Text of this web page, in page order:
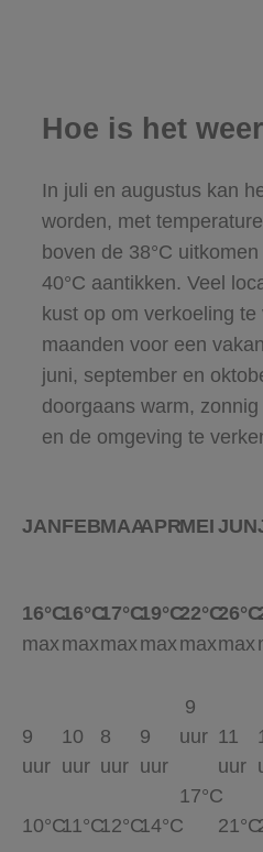
Hoe is het
In juli en augustus kan
worden, met
boven de 38°C
40°C aantikken. Veel
kust op om verkoeling
maanden voor een
juni, september en
doorgaans warm,
en de omgeving te
JAN
16°C
max
9
uur
10°C
FEB
16°C
max
10
uur
11°C
MAA
17°C
max
8
uur
12°C
APR
19°C
max
9
uur
14°C
MEI
22°C
max
9
uur
17°C
JUN
26°C
max
11
uur
21°C